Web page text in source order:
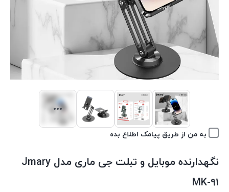
به من از طریق پیامک اطلاع بده
نگهدارنده موبایل و تبلت جی ماری مدل Jmary
MK-91